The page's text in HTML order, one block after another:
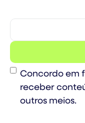
Consent
Concordo em
receber
outros meios.